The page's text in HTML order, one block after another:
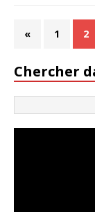
« 1 2
Chercher